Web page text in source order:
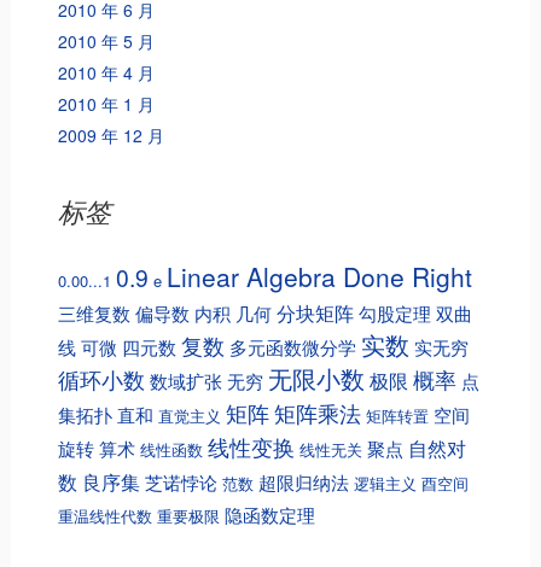
2010 年 6 月
2010 年 5 月
2010 年 4 月
2010 年 1 月
2009 年 12 月
标签
0.00...1 0.9 e Linear Algebra Done Right
三维复数 偏导数 内积 几何分块矩阵勾股定理 双曲
线可微 四元数 复数 多元函数微分学 实数 实无穷
循环小数 数域扩张无穷 无限小数 极限 概率 点
集拓扑直和 直觉主义 矩阵矩阵乘法 矩阵转置 空间
旋转算术 线性函数 线性变换 线性无关 聚点 自然对
数 良序集芝诺悖论 范数 超限归纳法 逻辑主义 酉空间
重温线性代数 重要极限 隐函数定理